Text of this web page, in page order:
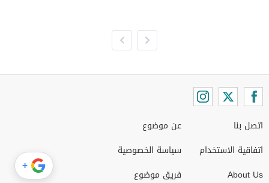
اتصل بنا
اتفاقية الاستخدام
About Us
عن موضوع
سياسة الخصوصية
فريق موضوع
+